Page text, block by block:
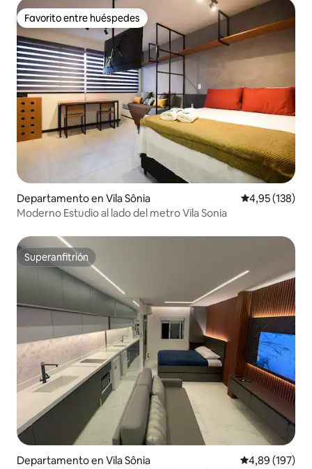
Favorito entre huéspedes
Favorito entre huéspedes
Departamento en Vila Sônia Calificación
4,95 (138)
Moderno Estudio al lado del metro Vila Sonia
Superanfitrión
Superanfitrión
Departamento en Vila Sônia Calificación
4,89 (197)